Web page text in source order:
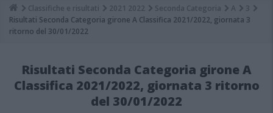
Breadcrumb
Classifiche e risultati 2021 2022 Seconda Categoria A
3
Risultati Seconda Categoria girone A Classifica 2021/2022, giornata 3
ritorno del 30/01/2022
Risultati Seconda Categoria girone A
Classifica 2021/2022, giornata 3 ritorno
del 30/01/2022